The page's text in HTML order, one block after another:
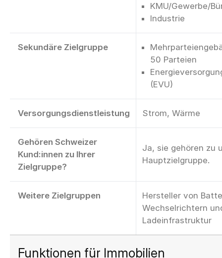
KMU/Gewerbe/
Industrie
Sekundäre Zielgruppe
50 Parteien
(EVU)
Versorgungsdienstleistung Strom, Wärme
Gehören Schweizer
Kund:innen zu Ihrer
Zielgruppe?
Ja, sie gehören zu
Hauptzielgruppe.
Weitere Zielgruppen
Hersteller von
Wechselrichtern
Ladeinfrastruktur
Funktionen für Immobilien